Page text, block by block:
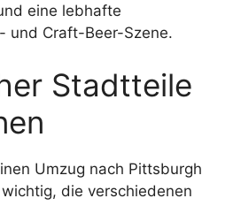
eine lebhafte
und Craft-Beer-Szene.
Stadtteile
Umzug nach Pittsburgh
die verschiedenen